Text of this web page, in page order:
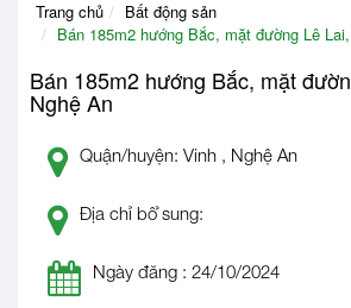
Trang chủ
Bất động sản
Bán 185m2 hướng Bắc, mặt đường Lê
Bán 185m2 hướng Bắc, mặt
Nghệ An
Quận/huyện: Vinh , Nghệ An
Địa chỉ bổ sung:
Ngày đăng : 24/10/2024